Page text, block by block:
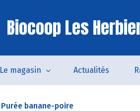
Biocoop Les
Le magasin Actualités
Purée banane-poire